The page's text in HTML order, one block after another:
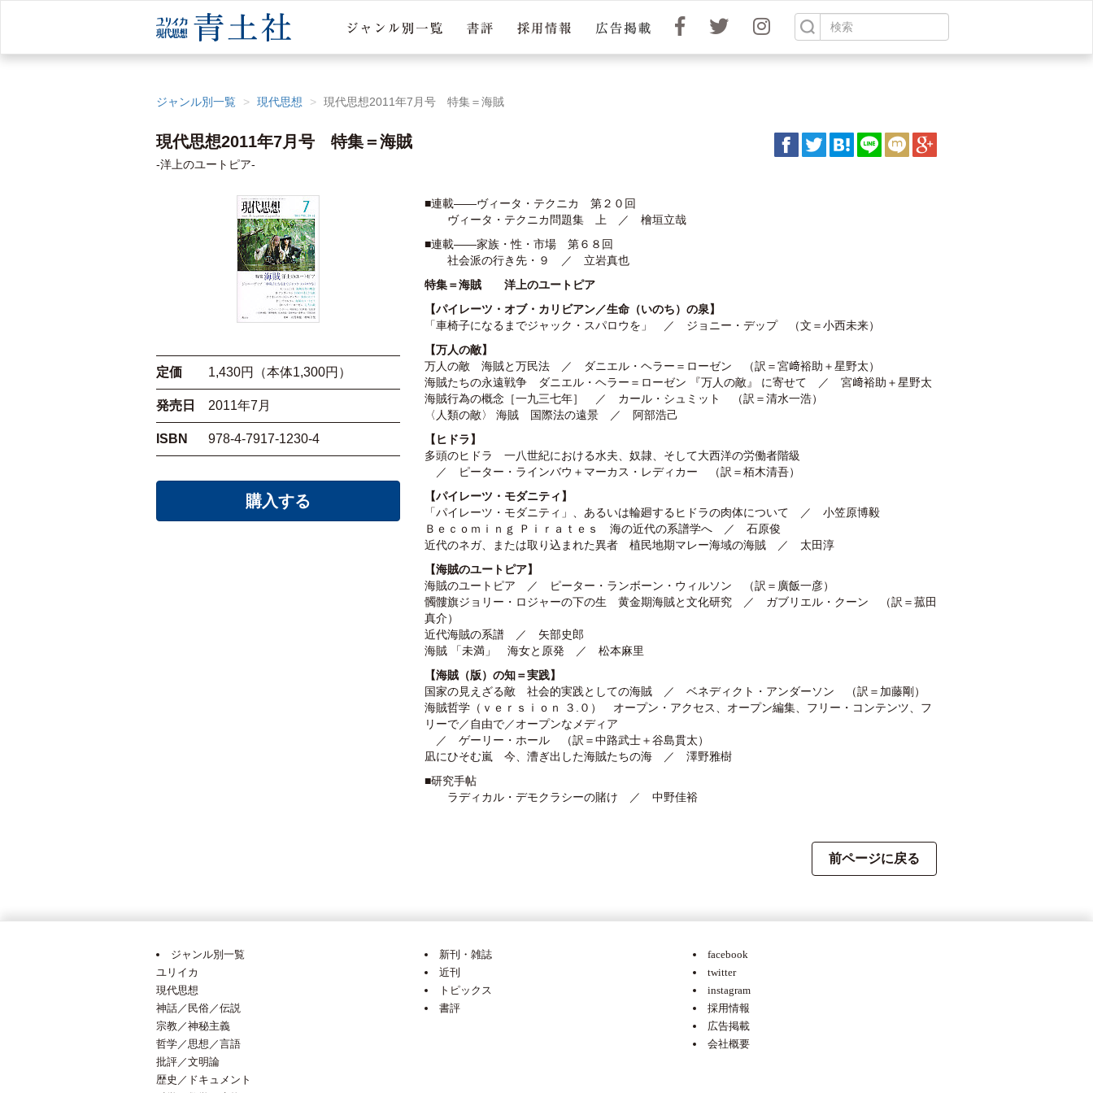
ジャンル別一覧 現代思想 現代思想2011年7月号 特集＝海賊
現代思想2011年7月号 特集＝海賊
-洋上のユートピア-
定価 1,430円（本体1,300円）
発売日 2011年7月
ISBN 978-4-7917-1230-4
購入する
■連載――ヴィータ・テクニカ 第２０回
ヴィータ・テクニカ問題集 上 ／ 檜垣立哉
■連載――家族・性・市場 第６８回
社会派の行き先・９ ／ 立岩真也
特集＝海賊
洋上のユートピア
【パイレーツ・オブ・カリビアン／生命（いのち）の泉】
「車椅子になるまでジャック・スパロウを」 ／ ジョニー・デップ （文＝小西未来）
【万人の敵】
万人の敵 海賊と万民法 ／ ダニエル・ヘラー＝ローゼン （訳＝宮﨑裕助＋星野太）
海賊たちの永遠戦争 ダニエル・ヘラー＝ローゼン 『万人の敵』 に寄せて ／ 宮﨑裕助＋星野太
海賊行為の概念［一九三七年］ ／ カール・シュミット （訳＝清水一浩）
〈人類の敵〉 海賊 国際法の遠景 ／ 阿部浩己
【ヒドラ】
多頭のヒドラ 一八世紀における水夫、奴隷、そして大西洋の労働者階級
／ ピーター・ラインバウ＋マーカス・レディカー （訳＝栢木清吾）
【パイレーツ・モダニティ】
「パイレーツ・モダニティ」、あるいは輪廻するヒドラの肉体について ／ 小笠原博毅
Ｂｅｃｏｍｉｎｇ Ｐｉｒａｔｅｓ 海の近代の系譜学へ ／ 石原俊
近代のネガ、または取り込まれた異者 植民地期マレー海域の海賊 ／ 太田淳
【海賊のユートピア】
海賊のユートピア ／ ピーター・ランボーン・ウィルソン （訳＝廣飯一彦）
髑髏旗ジョリー・ロジャーの下の生 黄金期海賊と文化研究 ／ ガブリエル・クーン （訳＝菰田
真介）
近代海賊の系譜 ／ 矢部史郎
海賊 「未満」 海女と原発 ／ 松本麻里
【海賊（版）の知＝実践】
国家の見えざる敵 社会的実践としての海賊 ／ ベネディクト・アンダーソン （訳＝加藤剛）
海賊哲学（ｖｅｒｓｉｏｎ ３.０） オープン・アクセス、オープン編集、フリー・コンテンツ、フ
リーで／自由で／オープンなメディア
／ ゲーリー・ホール （訳＝中路武士＋谷島貫太）
凪にひそむ嵐 今、漕ぎ出した海賊たちの海 ／ 澤野雅樹
■研究手帖
ラディカル・デモクラシーの賭け ／ 中野佳裕
前ページに戻る
ジャンル別一覧
ユリイカ
現代思想
神話／民俗／伝説
宗教／神秘主義
哲学／思想／言語
批評／文明論
歴史／ドキュメント
新刊・雑誌
近刊
トピックス
書評
facebook
twitter
instagram
採用情報
広告掲載
会社概要